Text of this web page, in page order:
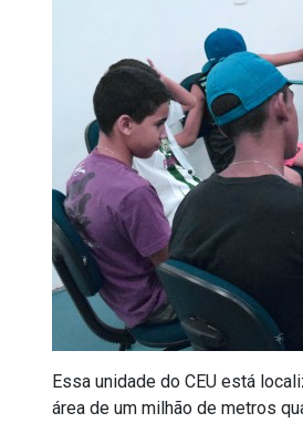
Essa unidade do CEU está
área de um milhão de metros